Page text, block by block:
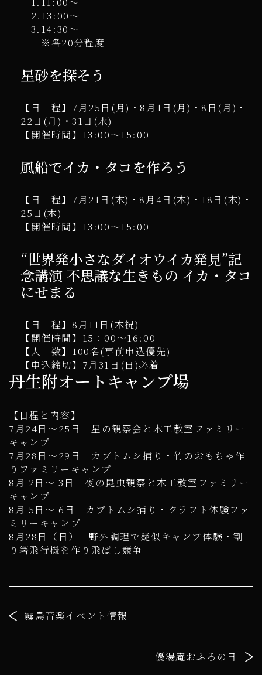
2.13:00～
3.14:30～
※各20分程度
星砂を探そう
【日 程】7月25日(月)・8月1日(月)・8日(月)・
22日(月)・31日(水)
【開催時間】13:00～15:00
風船でイカ・タコを作ろう
【日 程】7月21日(木)・8月4日(木)・18日(木)・
25日(木)
【開催時間】13:00～15:00
“世界発小さなダイオウイカ発見”記
念講演 不思議な生きもの イカ・タコ
にせまる
【日 程】8月11日(木祝)
【開催時間】15：00～16:00
【人 数】100名(事前申込優先)
【申込締切】7月31日(日)必着
丹生附オートキャンプ場
【日程と内容】
7月24日～25日 星の観察会と木工教室ファミリー
キャンプ
7月28日～29日 カブトムシ捕り・竹のおもちゃ作
りファミリーキャンプ
8月 2日～ 3日 夜の昆虫観察と木工教室ファミリー
キャンプ
8月 5日～ 6日 カブトムシ捕り・クラフト体験ファ
ミリーキャンプ
8月28日（日） 野外調理で疑似キャンプ体験・割
り箸飛行機を作り飛ばし競争
霧島音楽イベント情報
優湯庵おふろの日